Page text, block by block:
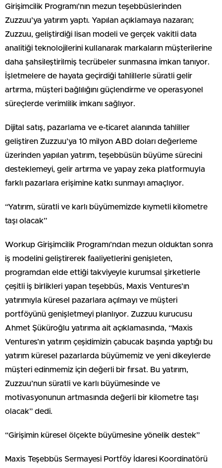
Girişimcilik Programı’nın mezun teşebbüslerinden
Zuzzuu’ya yatırım yaptı. Yapılan açıklamaya nazaran;
Zuzzuu, geliştirdiği lisan modeli ve gerçek vakitli data
analitiği teknolojilerini kullanarak markaların müşterilerine
daha şahsileştirilmiş tecrübeler sunmasına imkan tanıyor.
İşletmelere de hayata geçirdiği tahlillerle süratli gelir
artırma, müşteri bağlılığını güçlendirme ve operasyonel
süreçlerde verimlilik imkanı sağlıyor.
Dijital satış, pazarlama ve e-ticaret alanında tahliller
geliştiren Zuzzuu’ya 10 milyon ABD doları değerleme
üzerinden yapılan yatırım, teşebbüsün büyüme sürecini
desteklemeyi, gelir artırma ve yapay zeka platformuyla
farklı pazarlara erişimine katkı sunmayı amaçlıyor.
“Yatırım, süratli ve karlı büyümemizde kıymetli kilometre
taşı olacak”
Workup Girişimcilik Programı’ndan mezun olduktan sonra
iş modelini geliştirerek faaliyetlerini genişleten,
programdan elde ettiği takviyeyle kurumsal şirketlerle
çeşitli iş birlikleri yapan teşebbüs, Maxis Ventures’ın
yatırımıyla küresel pazarlara açılmayı ve müşteri
portföyünü genişletmeyi planlıyor. Zuzzuu kurucusu
Ahmet Şüküroğlu yatırıma ait açıklamasında, “Maxis
Ventures’ın yatırım çeşidimizin çabucak başında yaptığı bu
yatırım küresel pazarlarda büyümemiz ve yeni dikeylerde
müşteri edinmemiz için değerli bir fırsat. Bu yatırım,
Zuzzuu’nun süratli ve karlı büyümesinde ve
motivasyonunun artmasında değerli bir kilometre taşı
olacak” dedi.
“Girişimin küresel ölçekte büyümesine yönelik destek”
Maxis Teşebbüs Sermayesi Portföy İdaresi Koordinatörü